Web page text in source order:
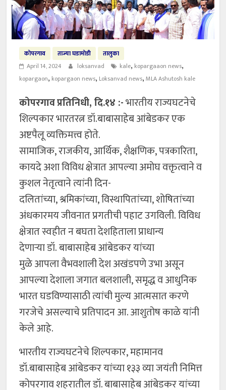
कोपरगाव ताज्या घडामोडी
तालुका
April 14, 2024
loksanvad kale, kopargaaon news,
kopargaon, kopargaon news, Loksanvad news,MLA Ashutosh kale
कोपरगावप्रतिनिधी, दि.१४ :-भारतीय राज्यघटनेचे
शिल्पकार भारतरत्न डॉ.बाबासाहेब आंबेडकर एक
अष्टपैलू व्यक्तिमत्त्व होते.
सामाजिक, राजकीय, आर्थिक, शैक्षणिक, पत्रकारिता,
कायदे अशा विविध क्षेत्रात आपल्या अमोघ वक्तृत्वाने व
कुशल नेतृत्वाने त्यांनी दिन-
दलितांच्या, श्रमिकांच्या, विस्थापितांच्या, शोषितांच्या
अंधकारमय जीवनात प्रगतीची पहाट उगविली. विविध
क्षेत्रात स्वहीत न बघता देशहिताला प्राधान्य
देणाऱ्या डॉ. बाबासाहेब आंबेडकर यांच्या
मुळे आपला वैभवशाली देश अखंडपणे उभा असून
आपल्या देशाला जगात बलशाली, समृद्ध व आधुनिक
भारत घडविण्यासाठी त्यांची मुल्य आत्मसात करणे
गरजेचे असल्याचे प्रतिपादन आ. आशुतोष काळे यांनी
केले आहे.
भारतीय राज्यघटनेचे शिल्पकार, महामानव
डॉ.बाबासाहेब आंबेडकर यांच्या १३३ व्या जयंती निमित्त
कोपरगाव शहरातील डॉ. बाबासाहेब आंबेडकर यांच्या